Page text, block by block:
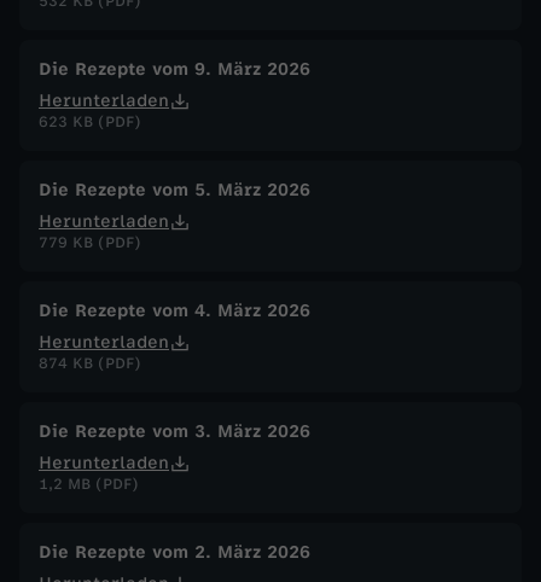
Die Rezepte vom 9. März 2026
Herunterladen
623 KB (PDF)
Die Rezepte vom 5. März 2026
Herunterladen
779 KB (PDF)
Die Rezepte vom 4. März 2026
Herunterladen
874 KB (PDF)
Die Rezepte vom 3. März 2026
Herunterladen
1,2 MB (PDF)
Die Rezepte vom 2. März 2026